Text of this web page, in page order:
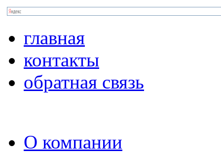
главная
контакты
обратная связь
О компании